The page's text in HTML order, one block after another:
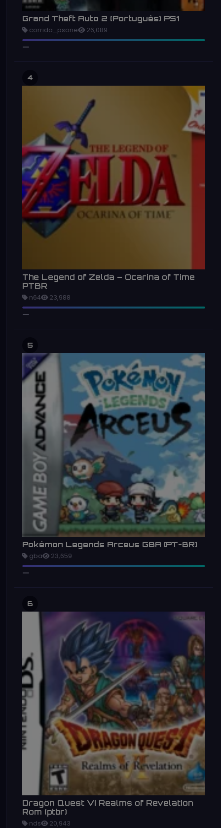
Grand Theft Auto 2 (Português) PS1
corrida_psone 26,089
4
The Legend of Zelda – Ocarina of Time
PTBR
n64 23,988
5
Pokémon Legends Arceus GBA [PT-BR]
gba 23,659
6
Dragon Quest VI Realms of Revelation
Rom (ptbr)
nds 20,943